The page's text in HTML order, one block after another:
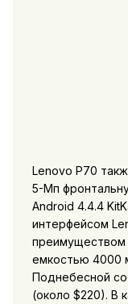
Lenovo P70
5-Мп
Android 4.4.4
интерфейсом
преимуществом
емкостью 4000
Поднебесной
(около $220). В